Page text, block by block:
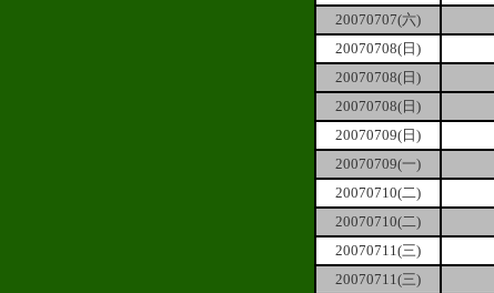
20070707(六)
20070708(日)
20070708(日)
20070708(日)
20070709(日)
20070709(一)
20070710(二)
20070710(二)
20070711(三)
20070711(三)